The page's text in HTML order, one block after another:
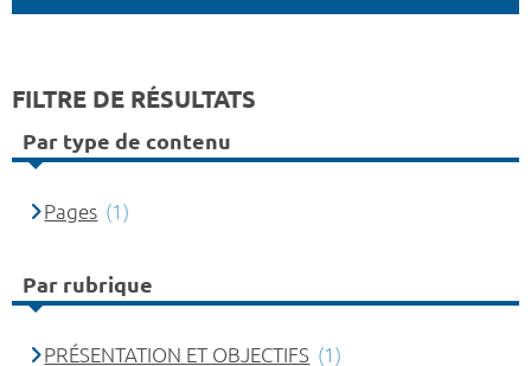
FILTRE DE RÉSULTATS
Par type de contenu
Pages (1)
Par rubrique
PRÉSENTATION ET OBJECTIFS (1)